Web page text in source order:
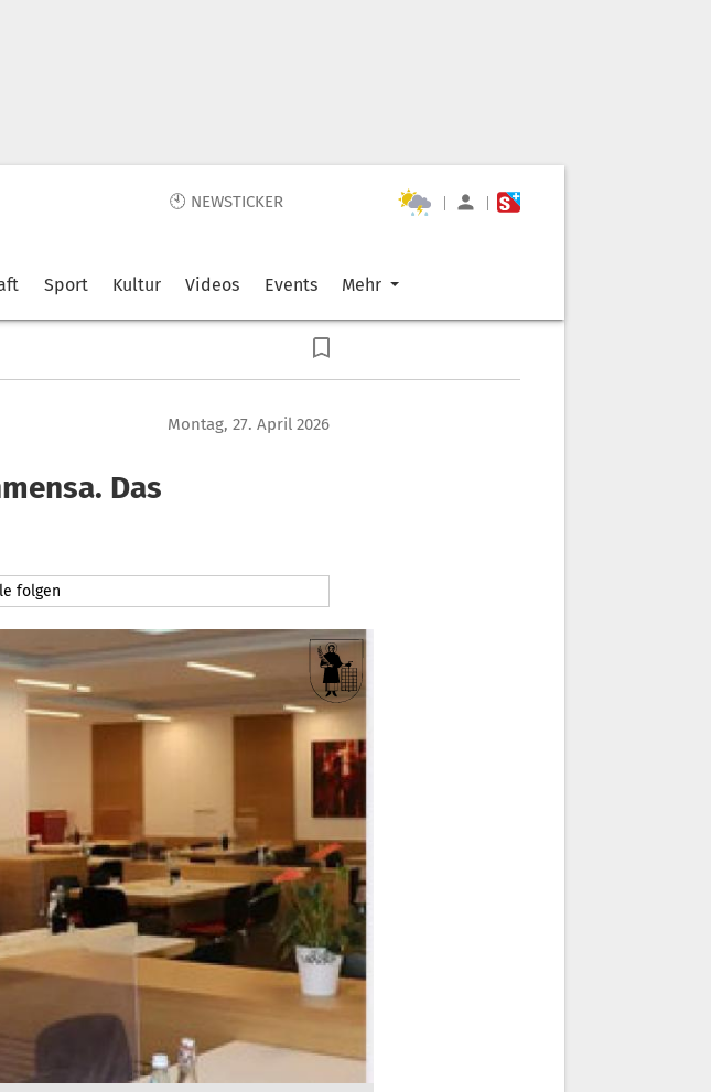
🕙 NEWSTICKER | |
Sport Kultur Videos Events Mehr
Montag, 27. April 2026
Das
folgen